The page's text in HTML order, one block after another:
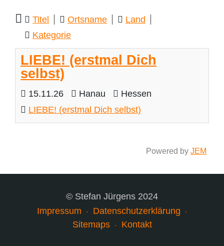
Titel Ortsname
Land
Kategorie
LIEBE! (erstmal Dich
selbst)
15.11.26 Hanau
Hessen
LIEBE! (erstmal Dich selbst)
Powered by JEM
© Stefan Jürgens 2024
Impressum
Datenschutzerklärung
Sitemaps
Kontakt